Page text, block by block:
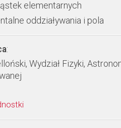
elementarnych
oddziaływania i pola
:
Wydział Fizyki,